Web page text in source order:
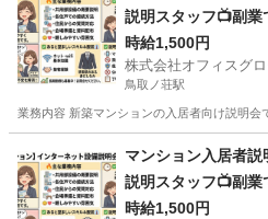
説明スタッフ📺副業
時給1,500円
株式会社オフィスグ
鳥取ノ荘駅
業務内容 新築マンションの入居者向け説明
接客
マンション入居者
説明スタッフ📺副業
時給1,500円